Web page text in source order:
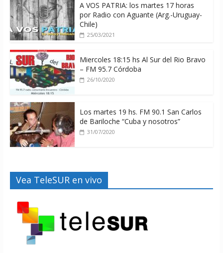
A VOS PATRIA: los martes 17 horas
por Radio con Aguante (Arg.-Uruguay-
Chile)
25/03/2021
Miercoles 18:15 hs Al Sur del Rio Bravo
– FM 95.7 Córdoba
26/10/2020
Los martes 19 hs. FM 90.1 San Carlos
de Bariloche “Cuba y nosotros”
31/07/2020
Vea TeleSUR en vivo